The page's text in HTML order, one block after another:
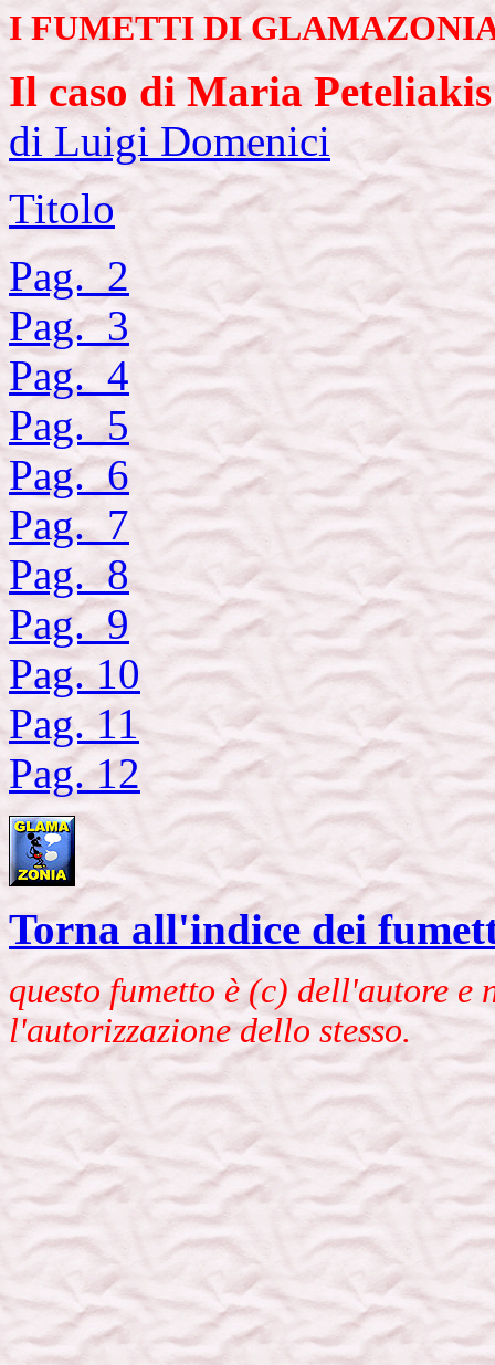
I FUMETTI DI
Il caso di Maria Peteliakis
di Luigi Domenici
Titolo
Pag. 2
Pag. 3
Pag. 4
Pag. 5
Pag. 6
Pag. 7
Pag. 8
Pag. 9
Pag. 10
Pag. 11
Pag. 12
Torna all'indice dei
questo fumetto è (c) dell'autore e
l'autorizzazione dello stesso.